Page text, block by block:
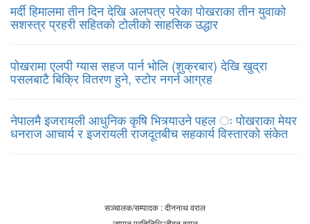
मर्दी हिमालमा तीन दिन देखि अलपत्र परेका पोखराका तीन युवाको
सशस्त्र प्रहरी सहितको टोलीको साहसिक उद्धार
पोखरामा एलपी ग्यास सहज पार्न भोलि (शुक्रबार) देखि खुद्रा
पसलबाटै बिक्रि वितरण हुने, स्टोर नगर्न आग्रह
नेपालमै इजरायली आधुनिक कृषि भित्र्याउने पहल ः पोखराका मेयर
धनराज आचार्य र इजरायली राजदूतबीच सहकार्य विस्तारको संकेत
सञ्चालक/सम्पादक : दीननाथ वराल